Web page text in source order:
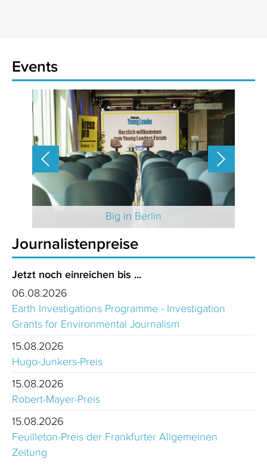
Events
Big in Berlin
Journalistenpreise
Jetzt noch einreichen bis ...
06.08.2026
Earth Investigations Programme - Investigation
Grants for Environmental Journalism
15.08.2026
Hugo-Junkers-Preis
15.08.2026
Robert-Mayer-Preis
15.08.2026
Feuilleton-Preis der Frankfurter Allgemeinen
Zeitung